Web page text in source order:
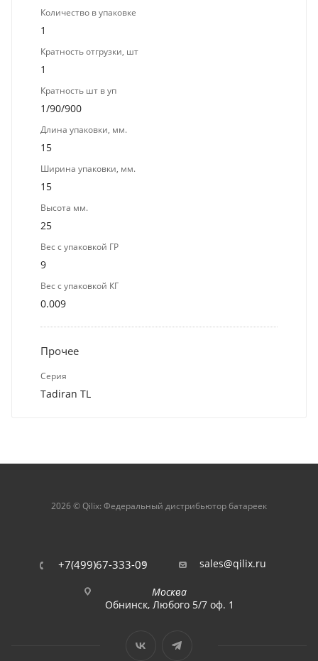
Количество в упаковке
1
Кратность отгрузки, шт
1
Кратность шт в уп
1/90/900
Длина упаковки, мм.
15
Ширина упаковки, мм.
15
Высота мм.
25
Вес с упаковкой ГР
9
Вес с упаковкой КГ
0.009
Прочее
Серия
Tadiran TL
2026 © Qilix: Федеральный дистрибьютор батареек
+7(499)67-333-09 sales@qilix.ru
Москва
Обнинск, Любого 5/7 оф. 1